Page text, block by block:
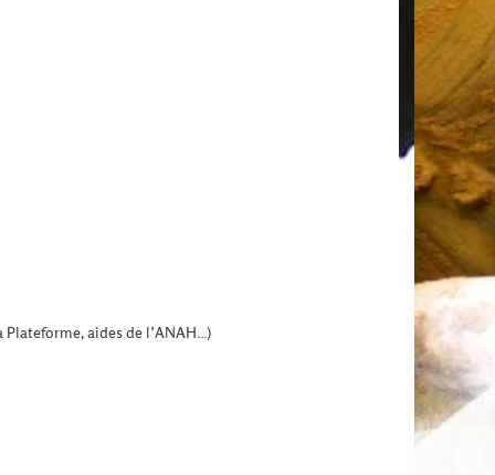
aides de l’ANAH…)